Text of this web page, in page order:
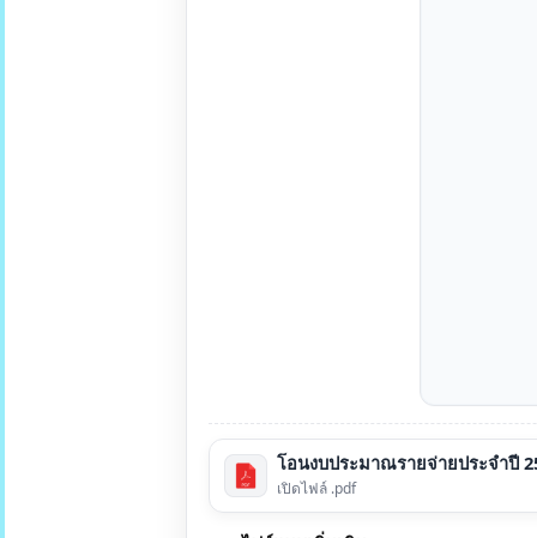
โอนงบประมาณรายจ่ายประจำปี
เปิดไฟล์ .pdf